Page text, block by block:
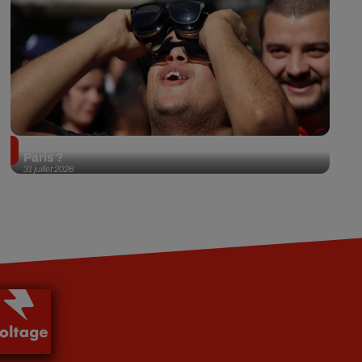
31 juillet 2026
Paris ?